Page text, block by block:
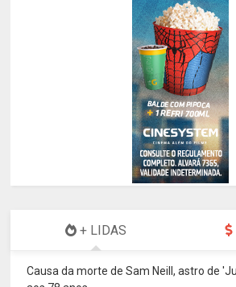
+ LIDAS
Causa da morte de Sam Neill, astro de